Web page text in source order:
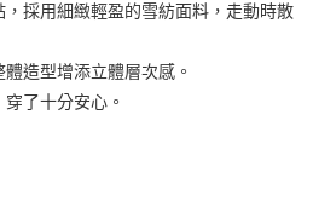
，採用細緻輕盈的雪紡面料，走動時散
造型增添立體層次感。
了十分安心。